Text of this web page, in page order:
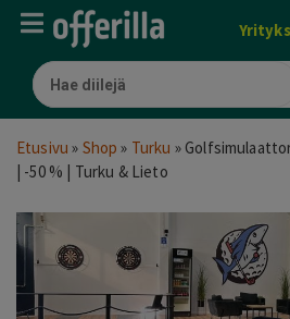
Etusivu » Shop » Turku »
| -50 % | Turku & Lieto